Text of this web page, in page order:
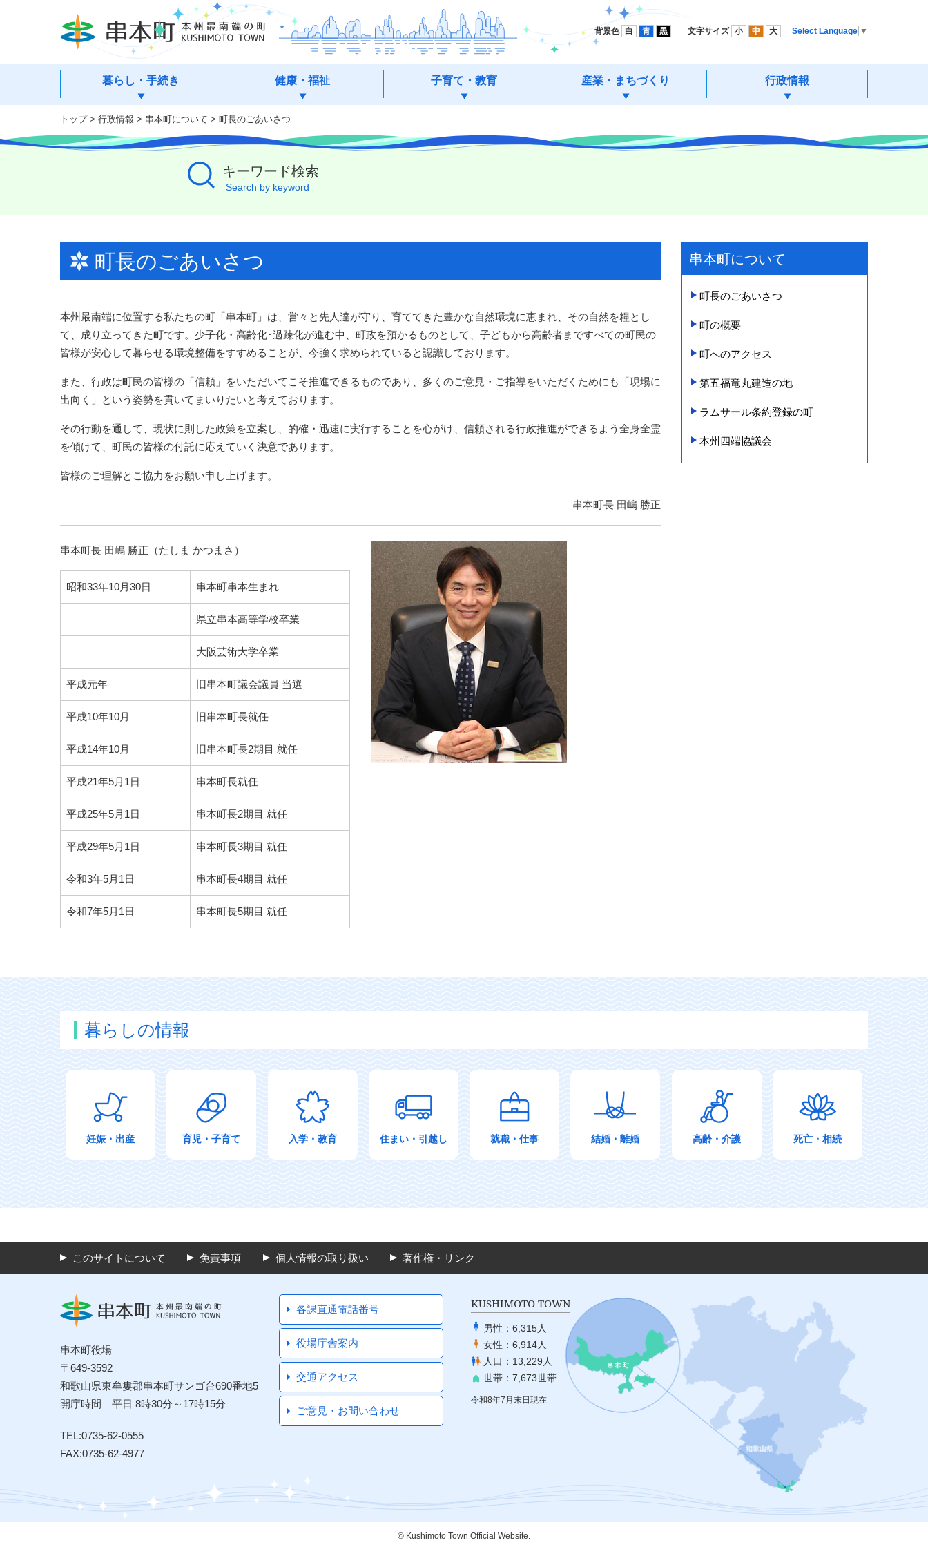
移
暮らし・手続き 健康・福祉 子育て・教育 産業・まちづくり 行政情報
背景色 白 青 黒 文字サイズ 小 中 大 Select Language ▼
トップ> 行政情報 > 串本町について > 町長のごあいさつ
キーワード検索
Search by keyword
町長のごあいさつ
本州最南端に位置する私たちの町「串本町」は、営々と先人達が守り、育ててきた豊かな自然環境に恵まれ、その自然を糧とし
て、成り立ってきた町です。少子化・高齢化･過疎化が進む中、町政を預かるものとして、子どもから高齢者まですべての町民の
皆様が安心して暮らせる環境整備をすすめることが、今強く求められていると認識しております。
また、行政は町民の皆様の「信頼」をいただいてこそ推進できるものであり、多くのご意見・ご指導をいただくためにも「現場に
出向く」という姿勢を貫いてまいりたいと考えております。
その行動を通して、現状に則した政策を立案し、的確・迅速に実行することを心がけ、信頼される行政推進ができるよう全身全霊
を傾けて、町民の皆様の付託に応えていく決意であります。
皆様のご理解とご協力をお願い申し上げます。
串本町長 田嶋 勝正
串本町長 田嶋 勝正（たしま かつまさ）
昭和33年10月30日 串本町串本生まれ
県立串本高等学校卒業
大阪芸術大学卒業
平成元年 旧串本町議会議員 当選
平成10年10月 旧串本町長就任
平成14年10月 旧串本町長2期目 就任
平成21年5月1日 串本町長就任
平成25年5月1日 串本町長2期目 就任
平成29年5月1日 串本町長3期目 就任
令和3年5月1日 串本町長4期目 就任
令和7年5月1日 串本町長5期目 就任
串本町について
町長のごあいさつ
町の概要
町へのアクセス
第五福竜丸建造の地
ラムサール条約登録の町
本州四端協議会
暮らしの情報
妊娠・出産 育児・子育て 入学・教育 住まい・引越し 就職・仕事 結婚・離婚 高齢・介護 死亡・相続
このサイトについて 免責事項 個人情報の取り扱い 著作権・リンク
串本町役場
〒649-3592
和歌山県東牟婁郡串本町サンゴ台690番地5
開庁時間 平日 8時30分～17時15分
TEL:0735-62-0555
FAX:0735-62-4977
各課直通電話番号
役場庁舎案内
交通アクセス
ご意見・お問い合わせ
KUSHIMOTO TOWN
男性： 6,315人
女性： 6,914人
人口： 13,229人
世帯： 7,673世帯
令和8年7月末日現在
© Kushimoto Town Official Website.